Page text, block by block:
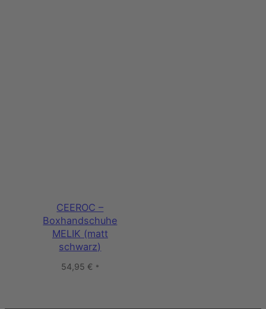
CEEROC –
Boxhandschuhe
MELIK (matt
schwarz)
54,95 € *